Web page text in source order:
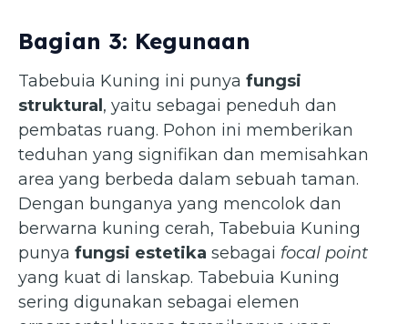
Bagian 3: Kegunaan
Tabebuia Kuning ini punya fungsi
struktural , yaitu sebagai peneduh dan
pembatas ruang. Pohon ini memberikan
teduhan yang signifikan dan memisahkan
area yang berbeda dalam sebuah taman.
Dengan bunganya yang mencolok dan
berwarna kuning cerah, Tabebuia Kuning
punya fungsi estetika sebagai focal point
yang kuat di lanskap. Tabebuia Kuning
sering digunakan sebagai elemen